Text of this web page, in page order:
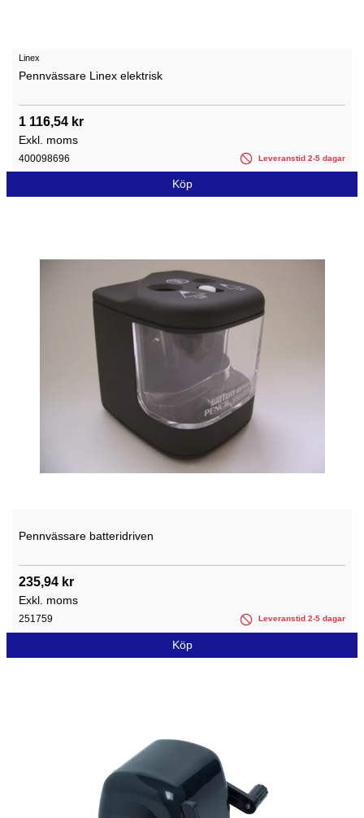
Linex
Pennvässare Linex elektrisk
1 116,54 kr
Exkl. moms
400098696 Leveranstid 2-5 dagar
Köp
Pennvässare batteridriven
235,94 kr
Exkl. moms
251759 Leveranstid 2-5 dagar
Köp